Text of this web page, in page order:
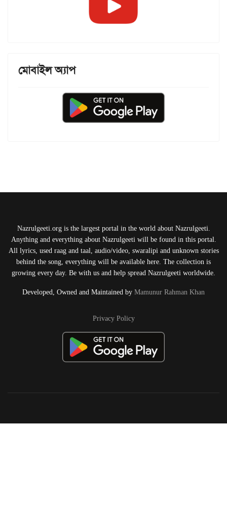
মোবাইল অ্যাপ
Nazrulgeeti.org is the largest portal in the world about Nazrulgeeti.
Anything and everything about Nazrulgeeti will be found in this portal.
All lyrics, used raag and taal, audio/video, swaralipi and unknown stories
behind the song, everything will be available here. The collection is
growing every day. Be with us and help spread Nazrulgeeti worldwide.
Developed, Owned and Maintained by Mamunur Rahman Khan
Privacy Policy